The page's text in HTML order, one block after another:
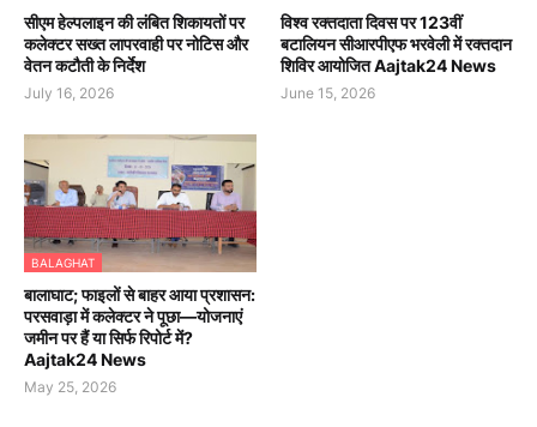
सीएम हेल्पलाइन की लंबित शिकायतों पर
कलेक्टर सख्त लापरवाही पर नोटिस और
वेतन कटौती के निर्देश
July 16, 2026
विश्व रक्तदाता दिवस पर 123वीं
बटालियन सीआरपीएफ भरवेली में रक्तदान
शिविर आयोजित Aajtak24 News
June 15, 2026
BALAGHAT
बालाघाट; फाइलों से बाहर आया प्रशासन:
परसवाड़ा में कलेक्टर ने पूछा—योजनाएं
जमीन पर हैं या सिर्फ रिपोर्ट में?
Aajtak24 News
May 25, 2026